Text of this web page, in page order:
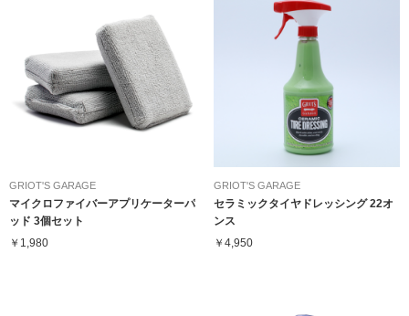
GRIOT'S GARAGE
マイクロファイバーアプリケーターパ
ッド 3個セット
￥1,980
GRIOT'S GARAGE
セラミックタイヤドレッシング 22オ
ンス
￥4,950